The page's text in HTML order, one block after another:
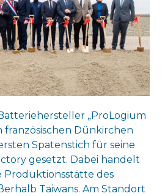
„ProLogium
französischen Dünkirchen
Spatenstich für seine
gesetzt. Dabei handelt
Produktionsstätte des
Taiwans. Am Standort